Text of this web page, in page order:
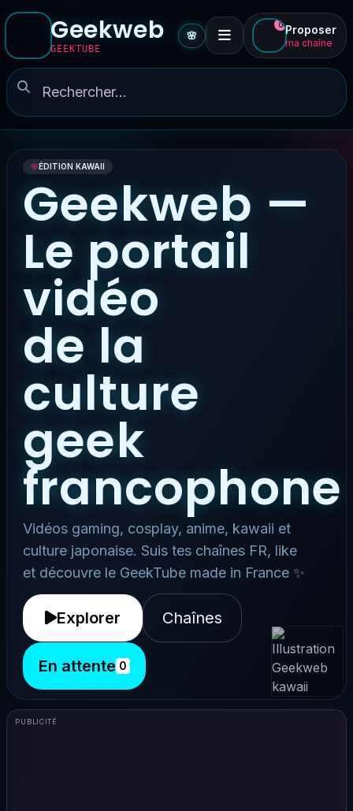
Geekweb
GEEKTUBE
🌸
0 Proposer
ma chaîne
🌸ÉDITION KAWAII
Geekweb —
Le portail
vidéo
de la
culture
geek
francophone
Vidéos gaming, cosplay, anime, kawaii et
culture japonaise. Suis tes chaînes FR, like
et découvre le GeekTube made in France ✨
Explorer Chaînes
En attente 0
PUBLICITÉ